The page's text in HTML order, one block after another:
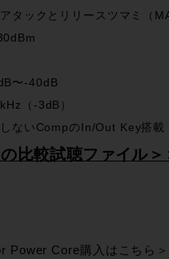
タックとリリースツマミ（
〜-40dB
（-3dB）
ないCompのIn/Out Key搭載
比較試聴ファイル＞
Power Core購入はこちら＞